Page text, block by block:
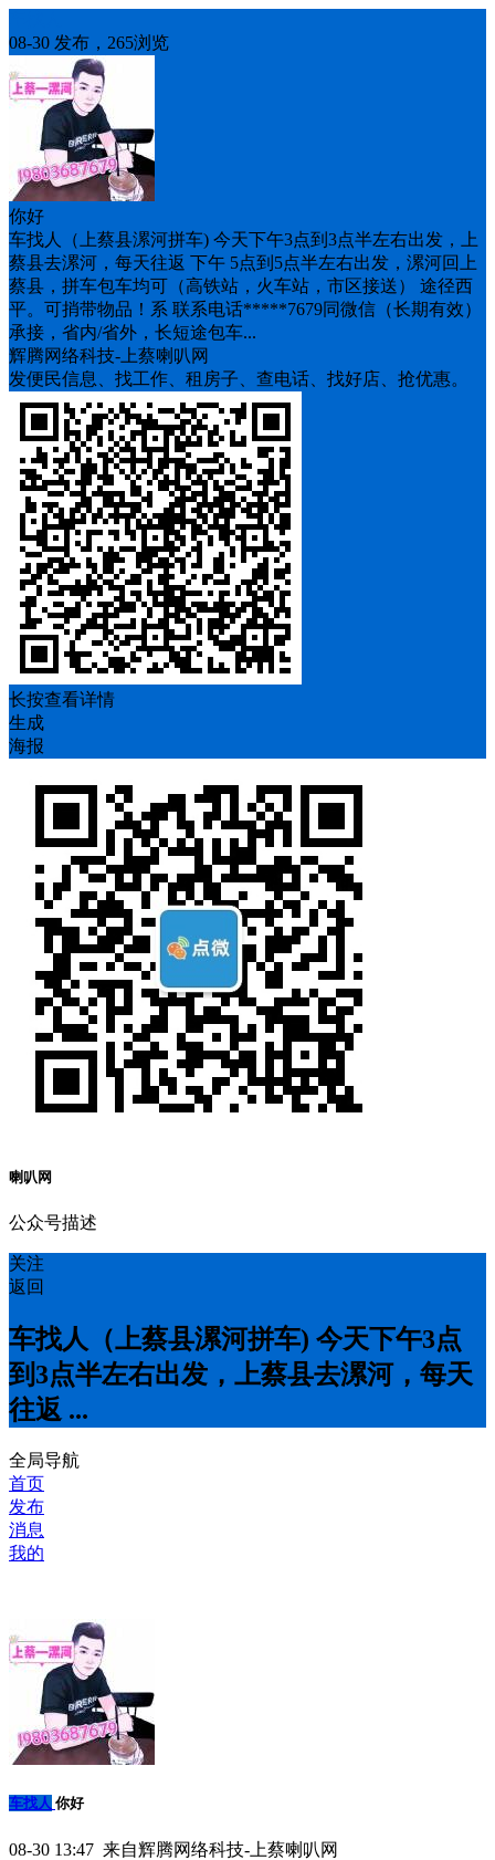
08-30 发布，265浏览
你好
车找人（上蔡县漯河拼车) 今天下午3点到3点半左右出发，上
蔡县去漯河，每天往返 下午 5点到5点半左右出发，漯河回上
蔡县，拼车包车均可（高铁站，火车站，市区接送） 途径西
平。可捎带物品！系 联系电话*****7679同微信（长期有效）
承接，省内/省外，长短途包车...
辉腾网络科技-上蔡喇叭网
发便民信息、找工作、租房子、查电话、找好店、抢优惠。
长按查看详情
生成
海报
喇叭网
公众号描述
关注
返回
车找人（上蔡县漯河拼车) 今天下午3点
到3点半左右出发，上蔡县去漯河，每天
往返 ...
全局导航
首页
发布
消息
我的
车找人 你好
08-30 13:47 来自辉腾网络科技-上蔡喇叭网